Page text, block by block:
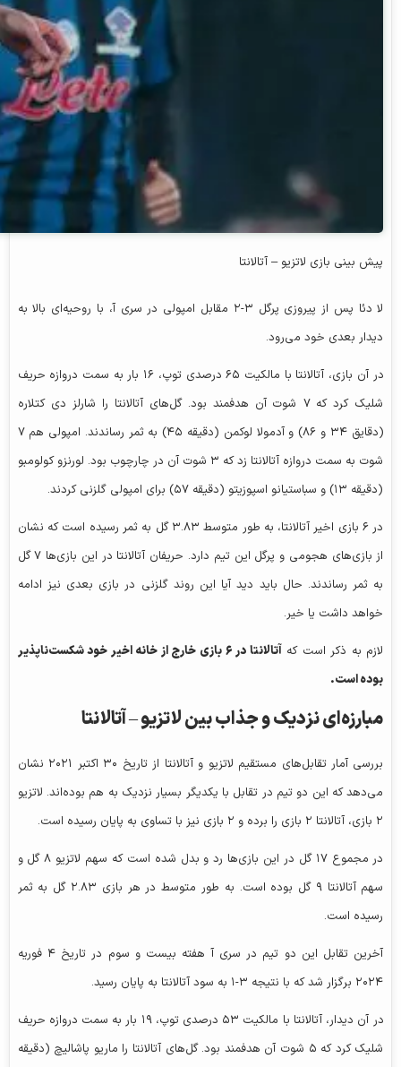
پیش‌ بینی بازی لاتزیو – آتالانتا
لا دئا پس از پیروزی پرگل ۳-۲ مقابل امپولی در سری آ، با روحیه‌ای بالا به
دیدار بعدی خود می‌رود.
در آن بازی، آتالانتا با مالکیت ۶۵ درصدی توپ، ۱۶ بار به سمت دروازه حریف
شلیک کرد که ۷ شوت آن هدفمند بود. گل‌های آتالانتا را شارلز دی کتلاره
(دقایق ۳۴ و ۸۶) و آدمولا لوکمن (دقیقه ۴۵) به ثمر رساندند. امپولی هم ۷
شوت به سمت دروازه آتالانتا زد که ۳ شوت آن در چارچوب بود. لورنزو کولومبو
(دقیقه ۱۳) و سباستیانو اسپوزیتو (دقیقه ۵۷) برای امپولی گلزنی کردند.
در ۶ بازی اخیر آتالانتا، به طور متوسط ۳.۸۳ گل به ثمر رسیده است که نشان
از بازی‌های هجومی و پرگل این تیم دارد. حریفان آتالانتا در این بازی‌ها ۷ گل
به ثمر رساندند. حال باید دید آیا این روند گلزنی در بازی بعدی نیز ادامه
خواهد داشت یا خیر.
لازم به ذکر است کهآتالانتا در ۶ بازی خارج از خانه اخیر خود شکست‌ناپذیر
بوده است.
مبارزه‌ای نزدیک و جذاب بین لاتزیو – آتالانتا
بررسی آمار تقابل‌های مستقیم لاتزیو و آتالانتا از تاریخ ۳۰ اکتبر ۲۰۲۱ نشان
می‌دهد که این دو تیم در تقابل با یکدیگر بسیار نزدیک به هم بوده‌اند. لاتزیو
۲ بازی، آتالانتا ۲ بازی را برده و ۲ بازی نیز با تساوی به پایان رسیده است.
در مجموع ۱۷ گل در این بازی‌ها رد و بدل شده است که سهم لاتزیو ۸ گل و
سهم آتالانتا ۹ گل بوده است. به طور متوسط در هر بازی ۲.۸۳ گل به ثمر
رسیده است.
آخرین تقابل این دو تیم در سری آ هفته بیست و سوم در تاریخ ۴ فوریه
۲۰۲۴ برگزار شد که با نتیجه ۳-۱ به سود آتالانتا به پایان رسید.
در آن دیدار، آتالانتا با مالکیت ۵۳ درصدی توپ، ۱۹ بار به سمت دروازه حریف
شلیک کرد که ۵ شوت آن هدفمند بود. گل‌های آتالانتا را ماریو پاشالیچ (دقیقه